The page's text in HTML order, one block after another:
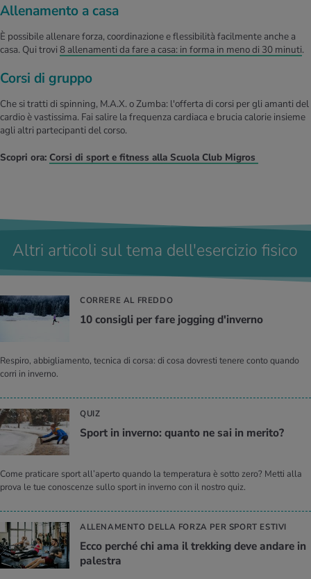
Allenamento a casa
È possibile allenare forza, coordinazione e flessibilità facilmente anche a
casa. Qui trovi 8 allenamenti da fare a casa: in forma in meno di 30 minuti.
Corsi di gruppo
Che si tratti di spinning, M.A.X. o Zumba: l'offerta di corsi per gli amanti del
cardio è vastissima. Fai salire la frequenza cardiaca e brucia calorie insieme
agli altri partecipanti del corso.
Scopri ora: Corsi di sport e fitness alla Scuola Club Migros
Altri articoli sul tema dell'esercizio fisico
CORRERE AL FREDDO
10 con­si­gli per fare jog­ging d'in­ver­no
Respiro, abbigliamento, tecnica di corsa: di cosa dovresti tenere conto quando
corri in inverno.
QUIZ
Sport in in­ver­no: quan­to ne sai in me­ri­to?
Come praticare sport all’aperto quando la temperatura è sotto zero? Metti alla
prova le tue conoscenze sullo sport in inverno con il nostro quiz.
ALLENAMENTO DELLA FORZA PER SPORT ESTIVI
Ecco per­ché chi ama il trek­king deve an­da­re in
pa­le­stra